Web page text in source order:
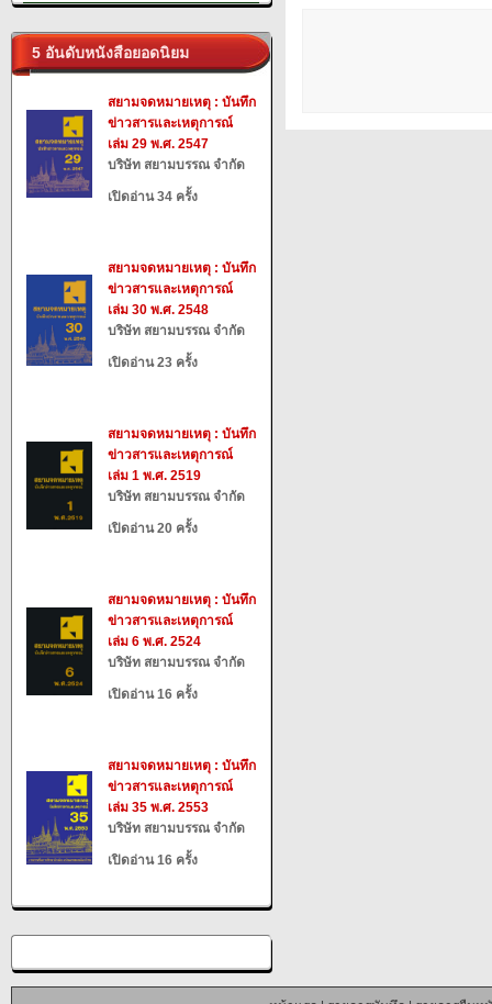
5 อันดับหนังสือยอดนิยม
สยามจดหมายเหตุ : บันทึก
ข่าวสารและเหตุการณ์
เล่ม 29 พ.ศ. 2547
บริษัท สยามบรรณ จำกัด
เปิดอ่าน 34 ครั้ง
สยามจดหมายเหตุ : บันทึก
ข่าวสารและเหตุการณ์
เล่ม 30 พ.ศ. 2548
บริษัท สยามบรรณ จำกัด
เปิดอ่าน 23 ครั้ง
สยามจดหมายเหตุ : บันทึก
ข่าวสารและเหตุการณ์
เล่ม 1 พ.ศ. 2519
บริษัท สยามบรรณ จำกัด
เปิดอ่าน 20 ครั้ง
สยามจดหมายเหตุ : บันทึก
ข่าวสารและเหตุการณ์
เล่ม 6 พ.ศ. 2524
บริษัท สยามบรรณ จำกัด
เปิดอ่าน 16 ครั้ง
สยามจดหมายเหตุ : บันทึก
ข่าวสารและเหตุการณ์
เล่ม 35 พ.ศ. 2553
บริษัท สยามบรรณ จำกัด
เปิดอ่าน 16 ครั้ง